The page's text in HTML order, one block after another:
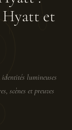
Hyatt et
lumineuses
scènes et preuves